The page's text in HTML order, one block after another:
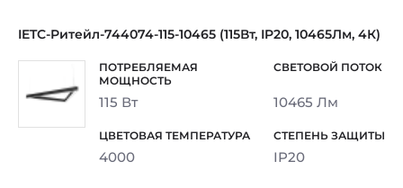
IETC-Ритейл-744074-115-10465 (115Вт, IP20, 10465Лм, 4К)
115 Вт 10465 Лм
4000 IP20